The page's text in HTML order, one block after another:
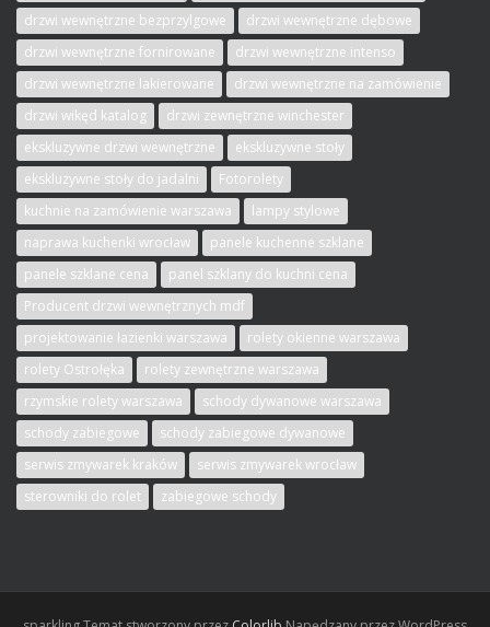
drzwi wewnętrzne bezprzylgowe
drzwi wewnętrzne dębowe
drzwi wewnętrzne fornirowane
drzwi wewnętrzne intenso
drzwi wewnętrzne lakierowane
drzwi wewnętrzne na zamówienie
drzwi wikęd katalog
drzwi zewnętrzne winchester
ekskluzywne drzwi wewnętrzne
ekskluzywne stoły
ekskluzywne stoły do jadalni
Fotorolety
kuchnie na zamówienie warszawa
lampy stylowe
naprawa kuchenki wrocław
panele kuchenne szklane
panele szklane cena
panel szklany do kuchni cena
Producent drzwi wewnętrznych mdf
projektowanie łazienki warszawa
rolety okienne warszawa
rolety Ostrołęka
rolety zewnętrzne warszawa
rzymskie rolety warszawa
schody dywanowe warszawa
schody zabiegowe
schody zabiegowe dywanowe
serwis zmywarek kraków
serwis zmywarek wrocław
sterowniki do rolet
zabiegowe schody